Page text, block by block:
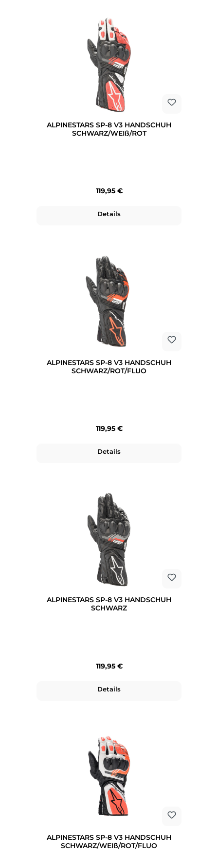
ALPINESTARS SP-8 V3 HANDSCHUH
SCHWARZ/WEIß/ROT
Regulärer Preis:
119,95 €
Details
ALPINESTARS SP-8 V3 HANDSCHUH
SCHWARZ/ROT/FLUO
Regulärer Preis:
119,95 €
Details
ALPINESTARS SP-8 V3 HANDSCHUH
SCHWARZ
Regulärer Preis:
119,95 €
Details
ALPINESTARS SP-8 V3 HANDSCHUH
SCHWARZ/WEIß/ROT/FLUO